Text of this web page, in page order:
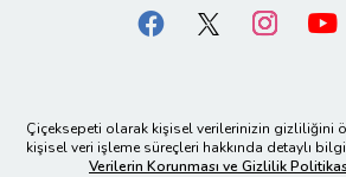
Çiçeksepeti olarak kişisel verilerinizin gizliliğini
kişisel veri işleme süreçleri hakkında detaylı
Verilerin Korunması ve Gizlilik